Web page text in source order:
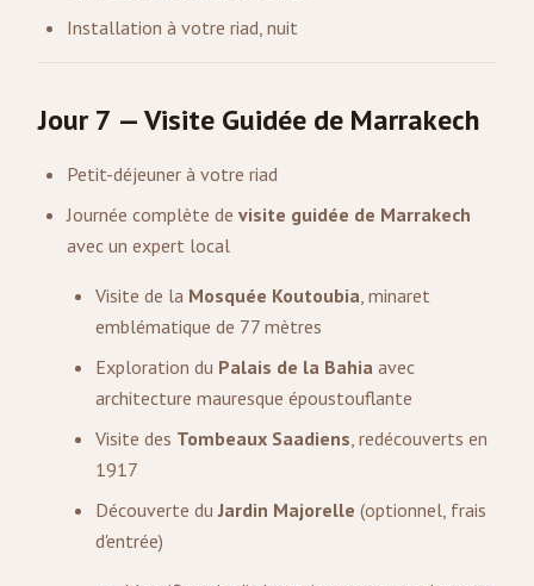
Installation à votre riad, nuit
Jour 7 — Visite Guidée de Marrakech
Petit-déjeuner à votre riad
Journée complète de visite guidée de Marrakech
avec un expert local
Visite de la Mosquée Koutoubia, minaret
emblématique de 77 mètres
Exploration du Palais de la Bahia avec
architecture mauresque époustouflante
Visite des Tombeaux Saadiens, redécouverts en
1917
Découverte duJardin Majorelle (optionnel, frais
d'entrée)